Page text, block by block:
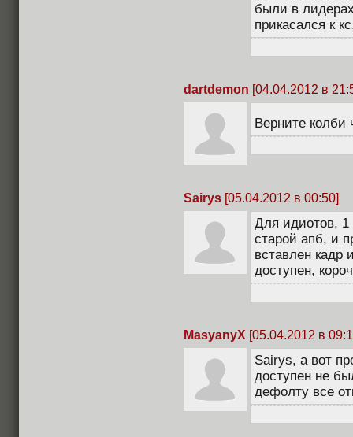
были в
прикасался к
dartdemon [04.04.2012 в
Верните колби
Sairys [05.04.2012 в 00:50]
Для идиотов, 1
старой апб, и
вставлен кадр
доступен,
MasyanyX [05.04.2012 в
Sairys, а вот
доступен не
дефолту все